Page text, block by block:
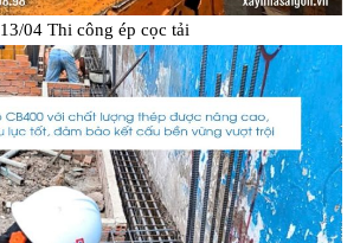
13/04 Thi công ép cọc tải